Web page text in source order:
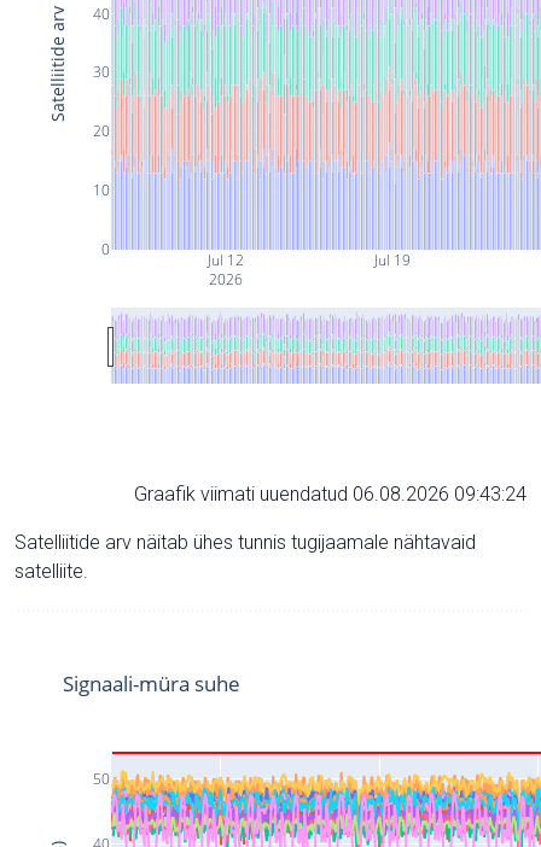
Jul 12
2026
Jul 19
0
10
20
30
40
Satelliitide arv
Graafik viimati uuendatud 06.08.2026 09:43:24
Satelliitide arv näitab ühes tunnis tugijaamale nähtavaid
satelliite.
50
Signaali-müra suhe